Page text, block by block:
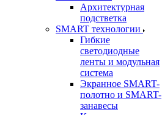
Архитектурная
подстветка
SMART технологии
Гибкие
светодиодные
ленты и модульная
система
Экранное SMART-
полотно и SMART-
занавесы